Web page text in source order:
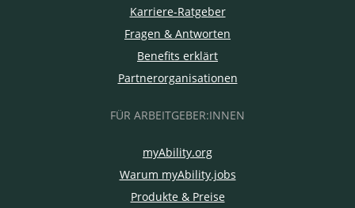
Karriere-Ratgeber
Fragen & Antworten
Benefits erklärt
Partnerorganisationen
FÜR ARBEITGEBER:INNEN
myAbility.org
Warum myAbility.jobs
Produkte & Preise